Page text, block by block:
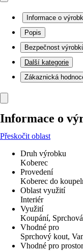
Informace o
Popis
Bezpečnost
Další kategorie
Zákaznická
Informace o
Přeskočit oblast
Druh výrobku
Koberec
Provedení
Koberec do
Oblast využití
Interiér
Využití
Koupání,
Vhodné pro
Sprchový kout,
Vhodné pro